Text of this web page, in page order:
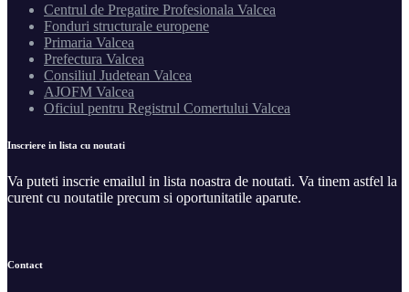
Centrul de Pregatire Profesionala Valcea
Fonduri structurale europene
Primaria Valcea
Prefectura Valcea
Consiliul Judetean Valcea
AJOFM Valcea
Oficiul pentru Registrul Comertului Valcea
Inscriere in lista cu noutati
Va puteti inscrie emailul in lista noastra de noutati. Va tinem astfel la
curent cu noutatile precum si oportunitatile aparute.
Contact